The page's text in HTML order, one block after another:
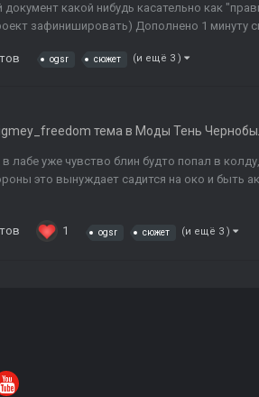
какой нибудь касательно как
зафинишировать) Дополнено 1 минуту
ogsr сюжет (и ещё 3 )
тема в Моды Тень
лабе уже чувство блин будто попал в
это вынуждает садится на око и быть
1 ogsr сюжет (и ещё 3 )